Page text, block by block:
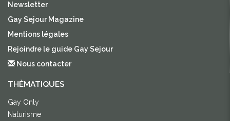
Newsletter
Gay Sejour Magazine
Mentions légales
Rejoindre le guide Gay Sejour
Nous contacter
THÈMATIQUES
Gay Only
Naturisme